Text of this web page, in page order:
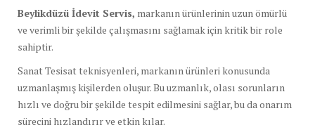
Beylikdüzü İdevit Servis, markanın ürünlerinin uzun ömürlü
ve verimli bir şekilde çalışmasını sağlamak için kritik bir role
sahiptir.
Sanat Tesisat teknisyenleri, markanın ürünleri konusunda
uzmanlaşmış kişilerden oluşur. Bu uzmanlık, olası sorunların
hızlı ve doğru bir şekilde tespit edilmesini sağlar, bu da onarım
sürecini hızlandırır ve etkin kılar.